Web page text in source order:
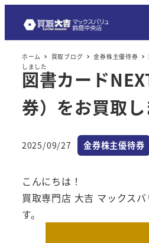
ホーム 買取ブログ 金券株主優待券
しました
図書カード
券）をお買取
投稿日
2025/09/27 カテゴリー
金券株主優待券
こんにちは！
買取専門店 大吉 マックス
す。